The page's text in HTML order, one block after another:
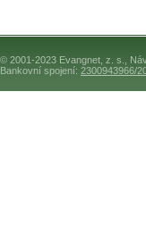
© 2001-2023 Evangnet, z. s.,
Bankovní spojení: 2300943966/